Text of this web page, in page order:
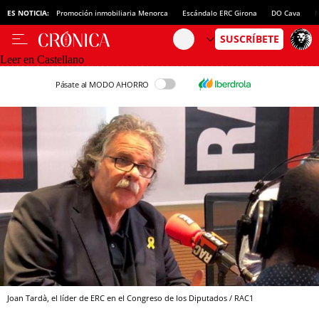
ES NOTICIA: Promoción inmobiliaria Menorca Escándalo ERC Girona DO Cava
Leer en Castellano
Pásate al MODO AHORRO
Joan Tardà, el líder de ERC en el Congreso de los Diputados / RAC1